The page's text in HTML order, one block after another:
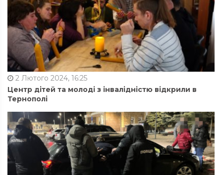
2 Лютого 2024, 16:25
Центр дітей та молоді з інвалідністю відкрили в
Тернополі